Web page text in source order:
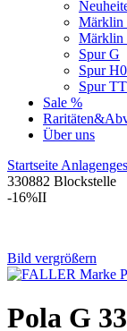
Märklin
Märklin
Spur G
Spur H0
Spur TT
Sale %
Über uns
Startseite
330882 Blockstelle
-16%II
Bild vergrößern
Pola G